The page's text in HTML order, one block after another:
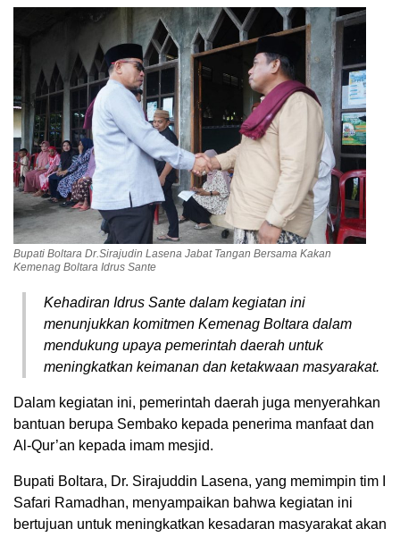
Bupati Boltara Dr.Sirajudin Lasena Jabat Tangan Bersama Kakan
Kemenag Boltara Idrus Sante
Kehadiran Idrus Sante dalam kegiatan ini
menunjukkan komitmen Kemenag Boltara dalam
mendukung upaya pemerintah daerah untuk
meningkatkan keimanan dan ketakwaan masyarakat.
Dalam kegiatan ini, pemerintah daerah juga menyerahkan
bantuan berupa Sembako kepada penerima manfaat dan
Al-Qur’an kepada imam mesjid.
Bupati Boltara, Dr. Sirajuddin Lasena, yang memimpin tim I
Safari Ramadhan, menyampaikan bahwa kegiatan ini
bertujuan untuk meningkatkan kesadaran masyarakat akan